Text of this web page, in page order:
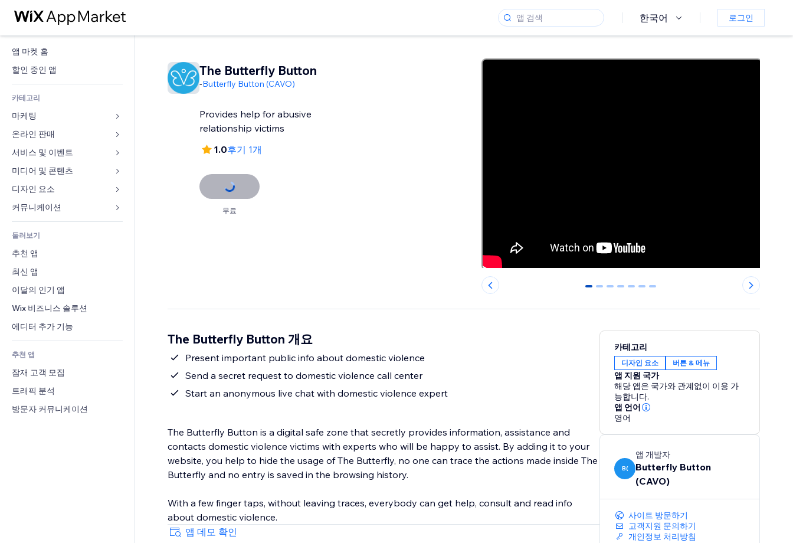
한국어 로그인
앱 마켓 홈
할인 중인 앱
카테고리
마케팅
광고
모바일
사이트 통계
사이트 목록
이메일
온라인 판매
쇼핑몰 관련 앱
배송
판매 버튼
회계
쿠폰 및 로열티
창고 서비스
식품 및 음료
서비스 및 이벤트
호텔
이벤트
음식점
부동산
예약
미디어 및 콘텐츠
갤러리
뮤직
팟캐스트
사진
동영상
PDF
파일 공유
소식
디자인 요소
지도 및 내비게이션
개인정보 및 보안
시계
페이지 템플릿
이미지 효과
버튼 & 메뉴
배너 및 배지
계산기
검색
일기예보
차트 및 표
양식
블로그
설문
채팅
메모
전화번호
커뮤니티
평가와 후기
CRM
둘러보기
추천 앱
최신 앱
이달의 인기 앱
Wix 비즈니스 솔루션
에디터 추가 기능
추천 앱
잠재 고객 모집
트래픽 분석
방문자 커뮤니케이션
The Butterfly Button
-Butterfly Button (CAVO)
Provides help for abusive
relationship victims
1.0후기 1개
무료
0 1 2 3 4 5 6
The Butterfly Button 개요
Present important public info about domestic violence
Send a secret request to domestic violence call center
Start an anonymous live chat with domestic violence expert
The Butterfly Button is a digital safe zone that secretly provides information, assistance and
contacts domestic violence victims with experts who will be happy to assist. By adding it to your
website, you help to hide the usage of The Butterfly, no one can trace the actions made inside The
Butterfly and no entry is saved in the browsing history.
With a few finger taps, without leaving traces, everybody can get help, consult and read info
about domestic violence.
앱 데모 확인
카테고리
디자인 요소 버튼 & 메뉴
앱 지원 국가
해당 앱은 국가와 관계없이 이용 가
능합니다.
앱 언어
영어
B(
앱 개발자
Butterfly Button
(CAVO)
사이트 방문하기
고객지원 문의하기
개인정보 처리방침